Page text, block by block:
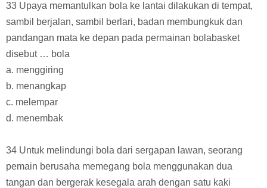
33 Upaya memantulkan bola ke lantai dilakukan di tempat,
sambil berjalan, sambil berlari, badan membungkuk dan
pandangan mata ke depan pada permainan bolabasket
disebut … bola
a. menggiring
b. menangkap
c. melempar
d. menembak
34 Untuk melindungi bola dari sergapan lawan, seorang
pemain berusaha memegang bola menggunakan dua
tangan dan bergerak kesegala arah dengan satu kaki